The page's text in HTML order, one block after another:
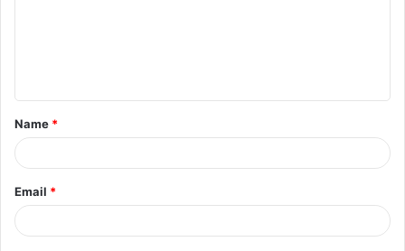
t
*
Name *
Email *